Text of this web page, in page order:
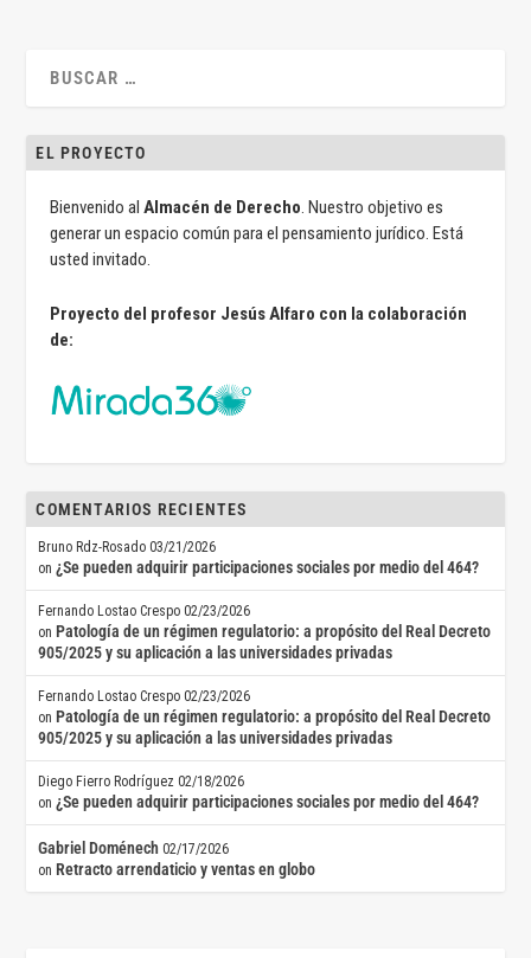
EL PROYECTO
Bienvenido alAlmacén de Derecho. Nuestro objetivo es
generar un espacio común para el pensamiento jurídico. Está
usted invitado.
Proyecto del profesor Jesús Alfaro con la colaboración
de:
COMENTARIOS RECIENTES
Bruno Rdz-Rosado 03/21/2026
on¿Se pueden adquirir participaciones sociales por medio del 464?
Fernando Lostao Crespo 02/23/2026
on Patología de un régimen regulatorio: a propósito del Real Decreto
905/2025 y su aplicación a las universidades privadas
Fernando Lostao Crespo 02/23/2026
on Patología de un régimen regulatorio: a propósito del Real Decreto
905/2025 y su aplicación a las universidades privadas
Diego Fierro Rodríguez 02/18/2026
on¿Se pueden adquirir participaciones sociales por medio del 464?
Gabriel Doménech 02/17/2026
on Retracto arrendaticio y ventas en globo